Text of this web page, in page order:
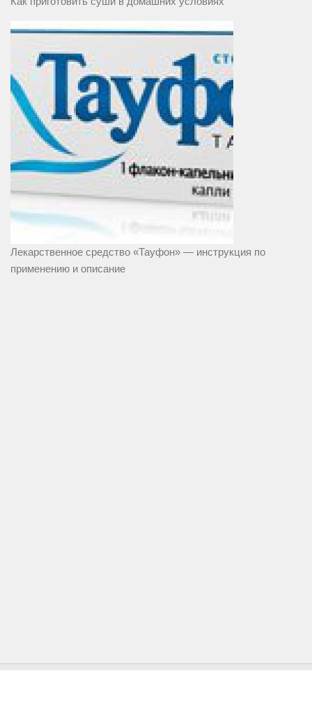
Лекарственное средство «Тауфон» — инструкция по
применению и описание